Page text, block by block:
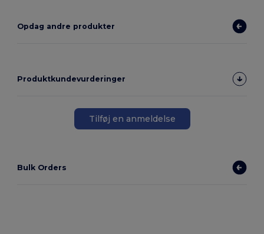
Opdag andre produkter
Produktkundevurderinger
Tilføj en anmeldelse
Bulk Orders